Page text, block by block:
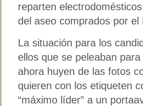
reparten
del aseo comprados por el
La situación para los
ellos que se peleaban
ahora huyen de las fotos
quieren con los etiqueten
“máximo líder” a un